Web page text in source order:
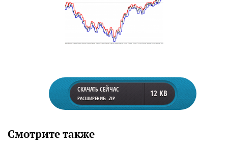
СКАЧАТЬ СЕЙЧАС
РАСШИРЕНИЕ: .ZIP 12 KB
Смотрите также